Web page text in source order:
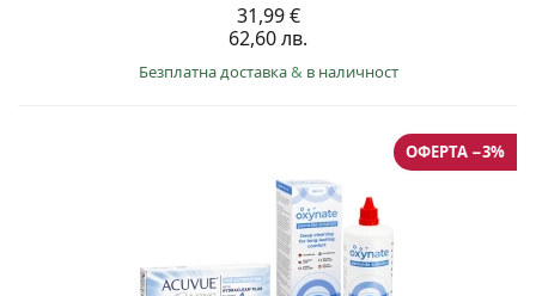
31,99 €
62,60 лв.
Безплатна доставка& в наличност
ОФЕРТА −3%